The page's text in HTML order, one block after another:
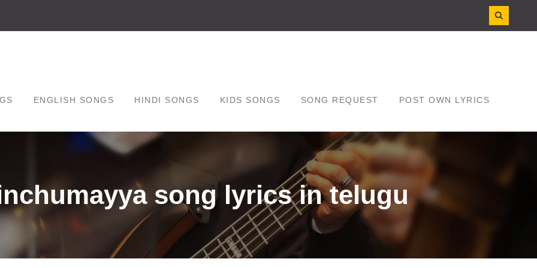
ENGLISH SONGS HINDI SONGS KIDS SONGS SONG REQUEST POST OWN LYRICS
song lyrics in telugu